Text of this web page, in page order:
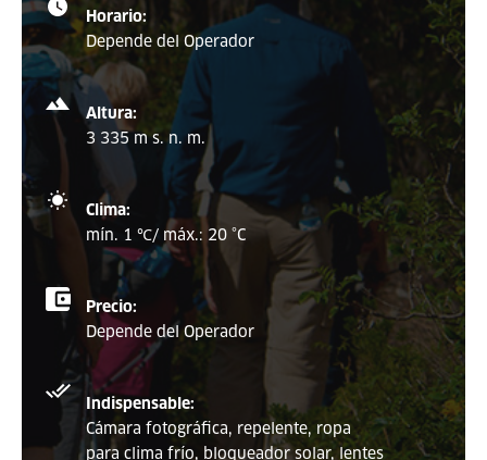
Horario:
Depende del Operador
Altura:
3 335 m s. n. m.
Clima:
mín. 1 ℃/ máx.: 20 °C
Precio:
Depende del Operador
Indispensable:
Cámara fotográfica, repelente, ropa
para clima frío, bloqueador solar, lentes